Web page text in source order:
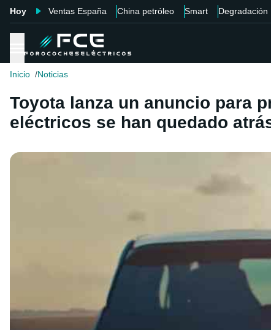
Hoy Ventas España China petróleo Smart Degradación
Inicio Noticias
Toyota lanza un anuncio para
eléctricos se han quedado